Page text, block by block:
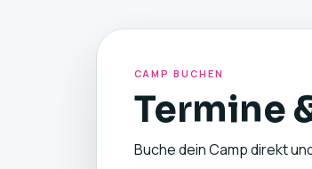
CAMP BUCHEN
Termine
Buche dein Camp direkt